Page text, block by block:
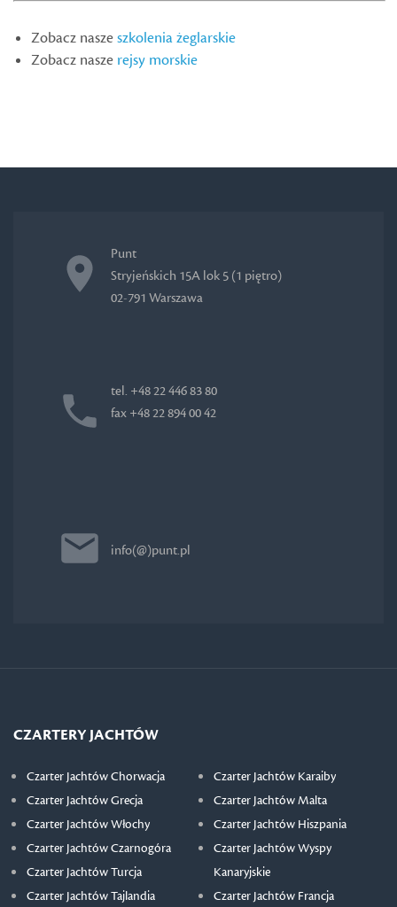
Zobacz naszeszkolenia żeglarskie
Zobacz nasze rejsy morskie
Punt
Stryjeńskich 15A lok 5 (1 piętro)
02-791 Warszawa
tel. +48 22 446 83 80
fax +48 22 894 00 42
info(@)punt.pl
CZARTERY JACHTÓW
Czarter Jachtów Chorwacja
Czarter Jachtów Grecja
Czarter Jachtów Włochy
Czarter Jachtów Czarnogóra
Czarter Jachtów Turcja
Czarter Jachtów Tajlandia
Czarter Jachtów Karaiby
Czarter Jachtów Malta
Czarter Jachtów Hiszpania
Czarter Jachtów Wyspy
Kanaryjskie
Czarter Jachtów Francja